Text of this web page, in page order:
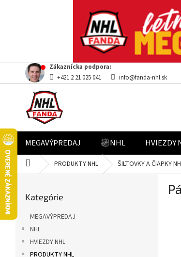
Prejsť
obsah
Zákaznícka podpora:
+421 2 21 025 041
info@fanda-nhl.sk
MEGAVÝPREDAJ NHL HVIEZDY
DomovPRODUKTY NHL ŠILTOVKY A ČIAPKY
ý
kategórie
Kategórie
MEGAVÝPREDAJ
NHL
HVIEZDY NHL
PRODUKTY NHL